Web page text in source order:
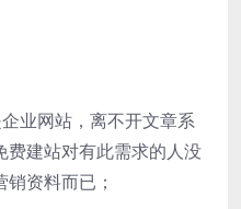
业网站，离不开文章系
费建站对有此需求的人没
资料而已；